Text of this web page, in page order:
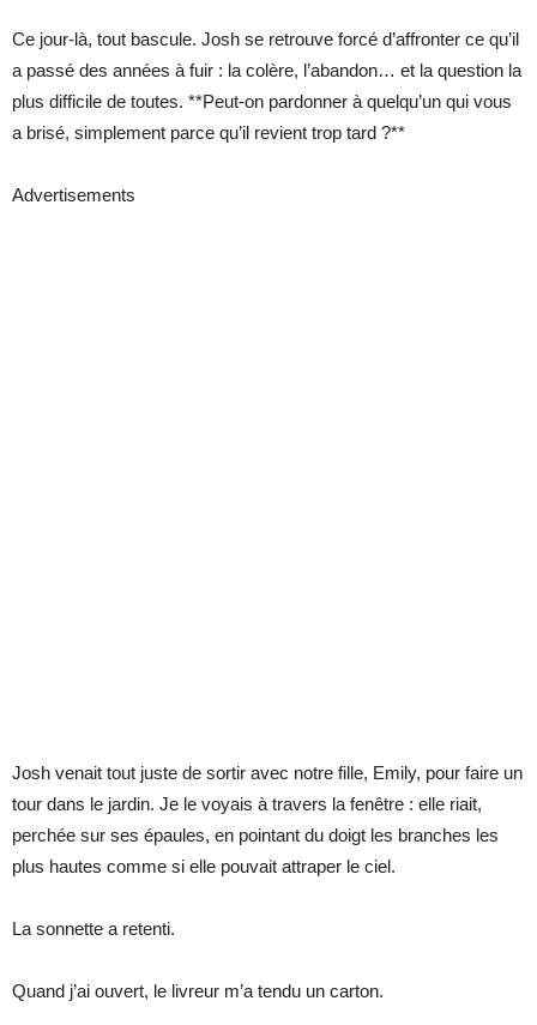
Ce jour-là, tout bascule. Josh se retrouve forcé d’affronter ce qu’il
a passé des années à fuir : la colère, l’abandon… et la question la
plus difficile de toutes. **Peut-on pardonner à quelqu’un qui vous
a brisé, simplement parce qu’il revient trop tard ?**
Advertisements
Josh venait tout juste de sortir avec notre fille, Emily, pour faire un
tour dans le jardin. Je le voyais à travers la fenêtre : elle riait,
perchée sur ses épaules, en pointant du doigt les branches les
plus hautes comme si elle pouvait attraper le ciel.
La sonnette a retenti.
Quand j’ai ouvert, le livreur m’a tendu un carton.